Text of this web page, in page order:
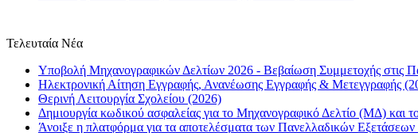
Τελευταία Νέα
Υποβολή Μηχανογραφικών Δελτίων 2026 - Βεβαίωση Συμμετοχής στις
Ηλεκτρονική Αίτηση Εγγραφής, Ανανέωσης Εγγραφής & Μετεγγραφής
Θερινή Λειτουργία Σχολείου (2026)
Δημιουργία κωδικού ασφαλείας για το Μηχανογραφικό Δελτίο (ΜΔ)
Άνοιξε η πλατφόρμα για τα αποτελέσματα των Πανελλαδικών